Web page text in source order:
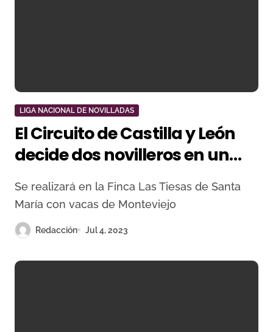
LIGA NACIONAL DE NOVILLADAS
El Circuito de Castilla y León
decide dos novilleros en un
bolsín clasificatorio
Se realizará en la Finca Las Tiesas de Santa
María con vacas de Monteviejo
Redacción Jul 4, 2023